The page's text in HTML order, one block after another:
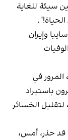
سيئة للغاية
وإيران
في
باستيراد
لتقليل الخسائر
قد حذر، أمس،